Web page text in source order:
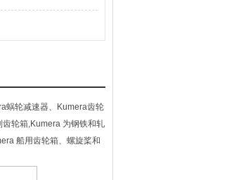
蜗轮减速器、Kumera齿轮
轮箱,Kumera 为钢铁和轧
船用齿轮箱、螺旋桨和